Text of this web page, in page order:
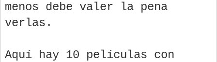
menos debe valer la pena
verlas.
Aquí hay 10 películas con